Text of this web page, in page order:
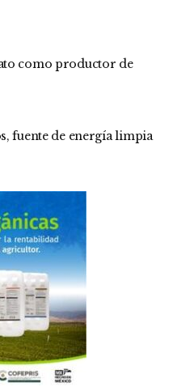
como productor de
fuente de energía limpia